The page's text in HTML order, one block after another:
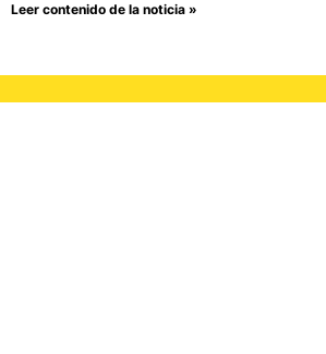
Leer contenido de la noticia »